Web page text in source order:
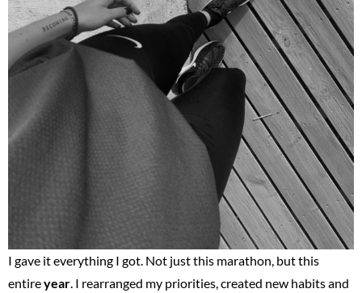
I gave it everything I got. Not just this marathon, but this
entireyear . I rearranged my priorities, created new habits and